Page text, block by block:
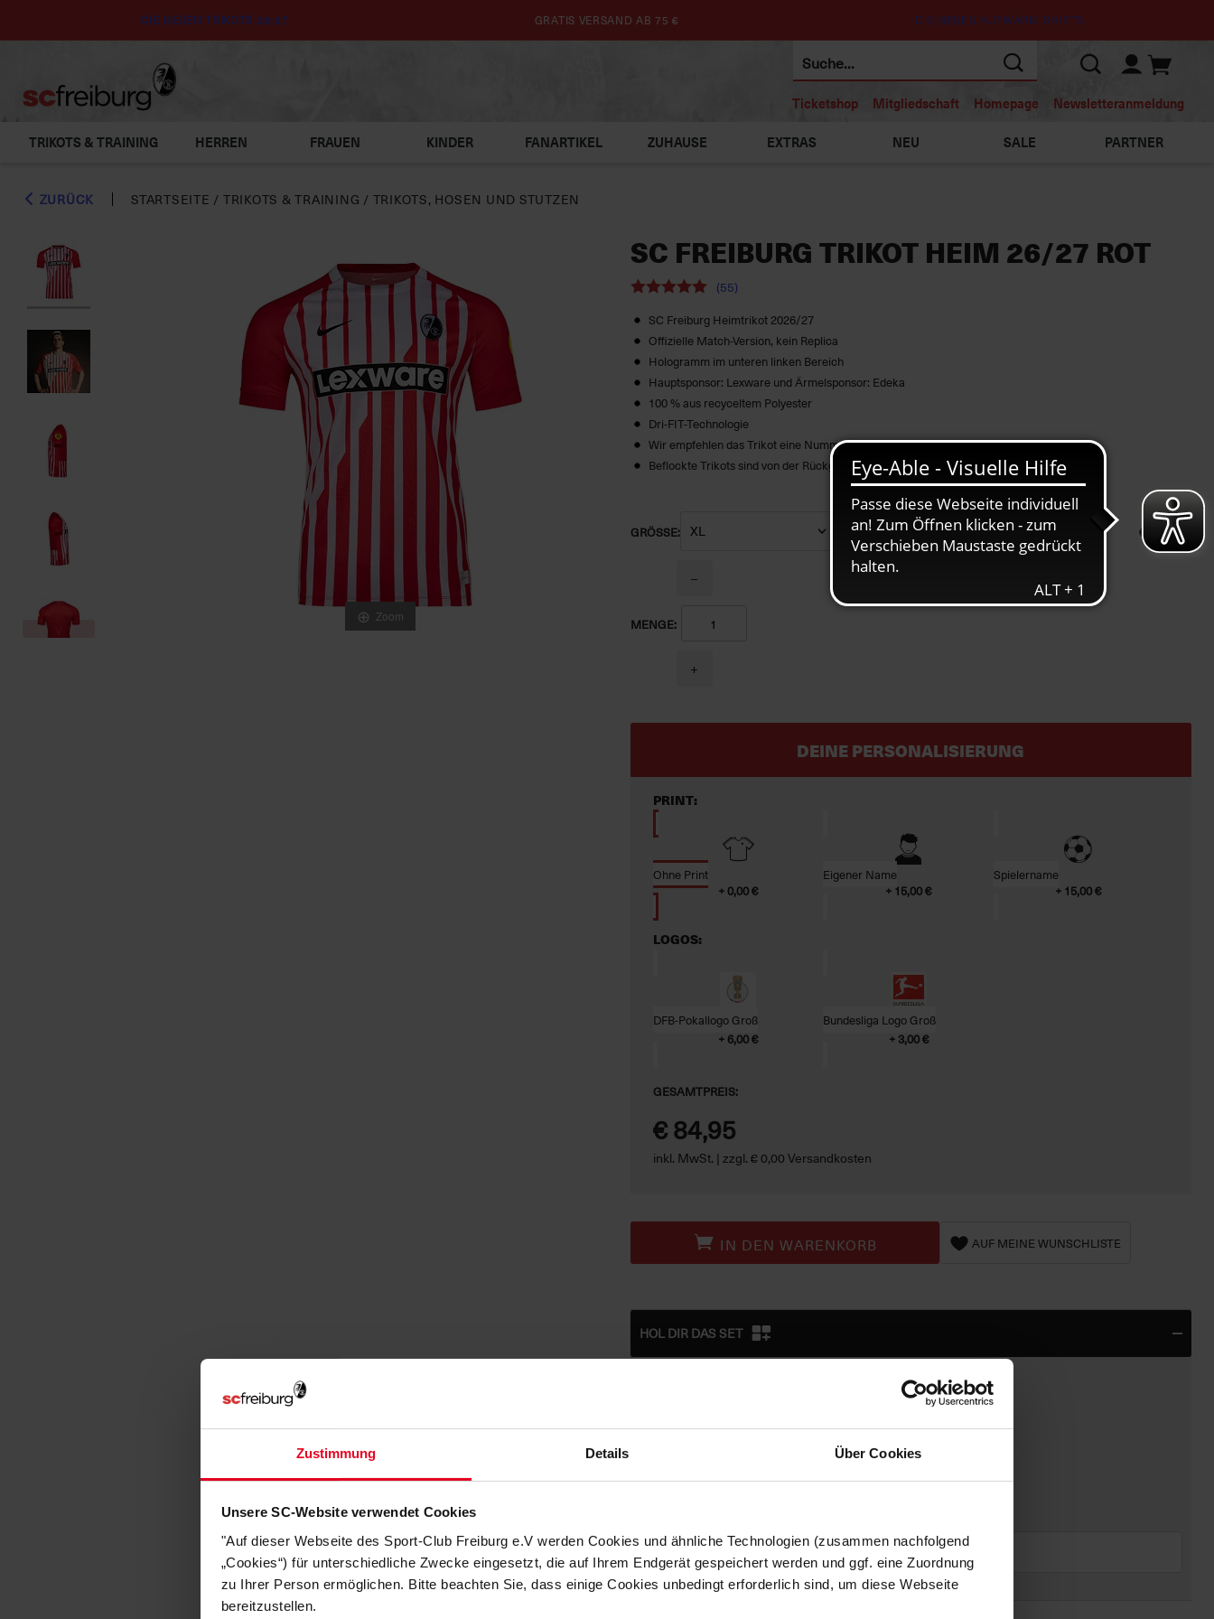
Zustimmung Details Über Cookies
Unsere SC-Website verwendet Cookies
"Auf dieser Webseite des Sport-Club Freiburg e.V werden Cookies und ähnliche Technologien (zusammen nachfolgend
„Cookies“) für unterschiedliche Zwecke eingesetzt, die auf Ihrem Endgerät gespeichert werden und ggf. eine Zuordnung
zu Ihrer Person ermöglichen. Bitte beachten Sie, dass einige Cookies unbedingt erforderlich sind, um diese Webseite
bereitzustellen.
DIE NEUEN TRIKOTS 26-27 GRATIS VERSAND AB 75 € DIE NEUEN AUFWÄRM SHIRTS
Ticketshop Mitgliedschaft Homepage Newsletteranmeldung
TRIKOTS & TRAINING HERREN FRAUEN KINDER FANARTIKEL ZUHAUSE EXTRAS NEU SALE PARTNER
ZURÜCK STARTSEITE / TRIKOTS & TRAINING / TRIKOTS, HOSEN UND STUTZEN
Zoom
SC FREIBURG TRIKOT HEIM 26/27 ROT
(55)
SC Freiburg Heimtrikot 2026/27
Offizielle Match-Version, kein Replica
Hologramm im unteren linken Bereich
Hauptsponsor: Lexware und Ärmelsponsor: Edeka
100 % aus recyceltem Polyester
Dri-FIT-Technologie
Wir empfehlen das Trikot eine Nummer Größer zu bestellen!
Beflockte Trikots sind von der Rückgabe und Umtausch ausgeschlossen!
GRÖSSE: € 84,95
MENGE:
−
+
DEINE PERSONALISIERUNG
PRINT:
Ohne Print
+ 0,00 €
Eigener Name
+ 15,00 €
Spielername
+ 15,00 €
LOGOS:
DFB-Pokallogo Groß
+ 6,00 €
Bundesliga Logo Groß
+ 3,00 €
GESAMTPREIS:
€ 84,95
inkl. MwSt. | zzgl. € 0,00 Versandkosten
IN DEN WARENKORB AUF MEINE WUNSCHLISTE
HOL DIR DAS SET
(€84,95)